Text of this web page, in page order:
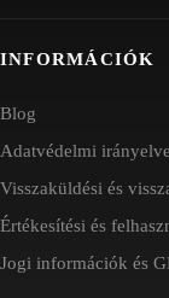
INFORMÁCIÓK
Blog
Adatvédelmi
Visszaküldési és
Értékesítési és
Jogi információk és